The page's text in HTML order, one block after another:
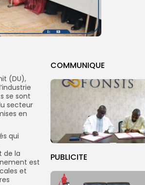
COMMUNIQUE
PUBLICITE
(DU),
se sont
secteur
en
qui
de la
est
et